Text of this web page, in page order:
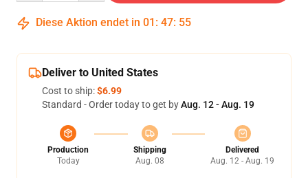
Diese Aktion endet in 01 : 47: 54
Deliver to United States
Cost to ship:$6.99
Standard - Order today to get byAug. 12 - Aug. 19
Production
Today
Shipping
Aug. 08
Delivered
Aug. 12 - Aug. 19